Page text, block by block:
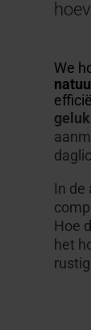
We
In de
Hoe
het